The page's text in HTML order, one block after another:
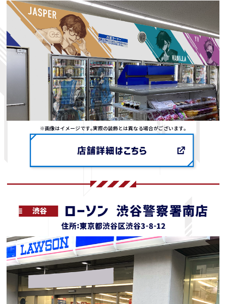
※画像はイメージです｡実際の装飾とは異なる場合がございます｡